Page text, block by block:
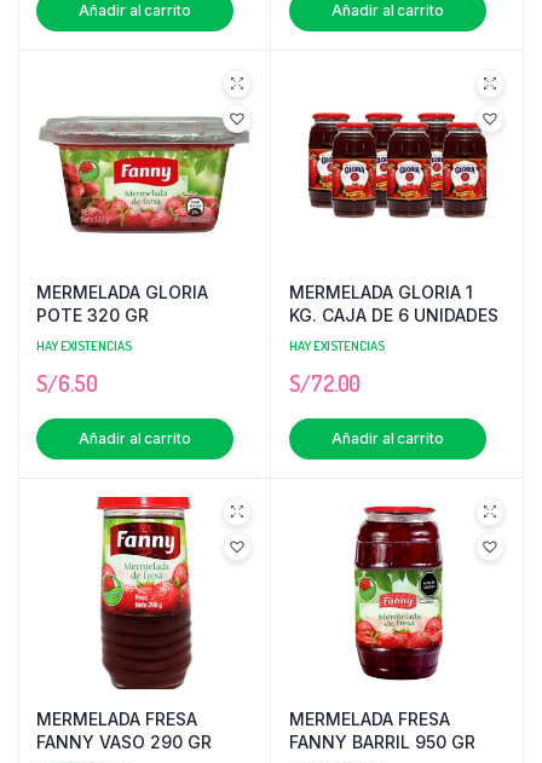
Añadir al carrito Añadir al carrito
MERMELADA GLORIA
POTE 320 GR
HAY EXISTENCIAS
S/6.50
Añadir al carrito
MERMELADA GLORIA 1
KG. CAJA DE 6 UNIDADES
HAY EXISTENCIAS
S/72.00
Añadir al carrito
MERMELADA FRESA
FANNY VASO 290 GR
MERMELADA FRESA
FANNY BARRIL 950 GR